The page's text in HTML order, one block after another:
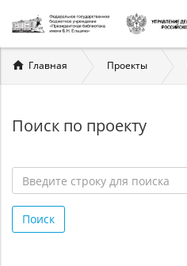
Вы
здесь
Главная Проекты
Поиск по проекту
строку
для
Поиск